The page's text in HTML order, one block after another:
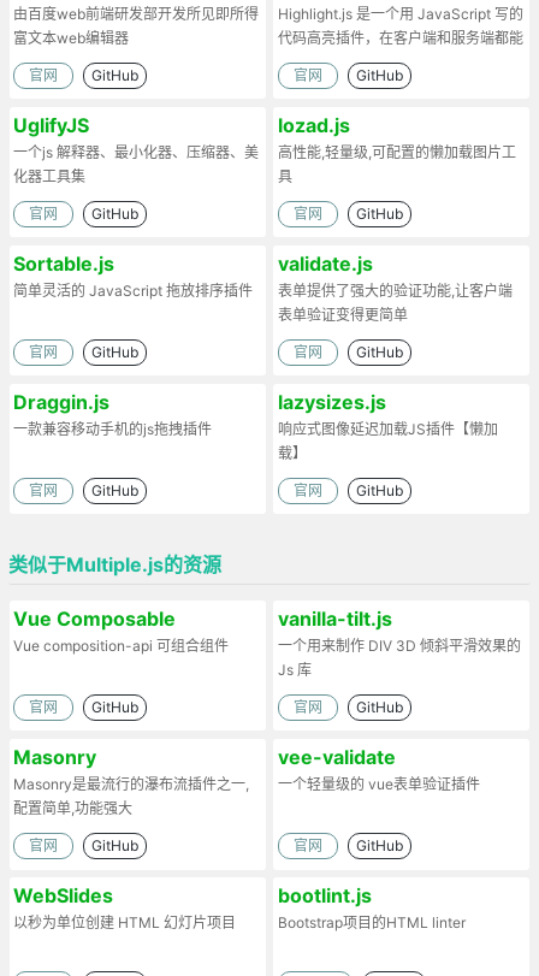
由百度web前端研发部开发所见即所得
富文本web编辑器
官网 GitHub
Highlight.js 是一个用 JavaScript 写的
代码高亮插件，在客户端和服务端都能
工作。
官网 GitHub
UglifyJS
一个js 解释器、最小化器、压缩器、美
化器工具集
官网 GitHub
lozad.js
高性能,轻量级,可配置的懒加载图片工
具
官网 GitHub
Sortable.js
简单灵活的 JavaScript 拖放排序插件
官网 GitHub
validate.js
表单提供了强大的验证功能,让客户端
表单验证变得更简单
官网 GitHub
Draggin.js
一款兼容移动手机的js拖拽插件
官网 GitHub
lazysizes.js
响应式图像延迟加载JS插件【懒加
载】
官网 GitHub
类似于Multiple.js的资源
Vue Composable
Vue composition-api 可组合组件
官网 GitHub
vanilla-tilt.js
一个用来制作 DIV 3D 倾斜平滑效果的
Js 库
官网 GitHub
Masonry
Masonry是最流行的瀑布流插件之一,
配置简单,功能强大
官网 GitHub
vee-validate
一个轻量级的 vue表单验证插件
官网 GitHub
WebSlides
以秒为单位创建 HTML 幻灯片项目
bootlint.js
Bootstrap项目的HTML linter